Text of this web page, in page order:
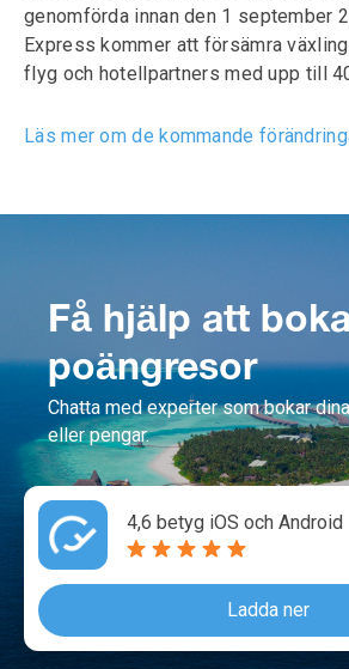
genomförda innan den 1 september
Express kommer att försämra
flyg och hotellpartners med upp till
Läs mer om de kommande
Få hjälp att boka
poängresor
Chatta med experter som bokar
eller pengar.
4,6 betyg iOS och Android
Ladda ner